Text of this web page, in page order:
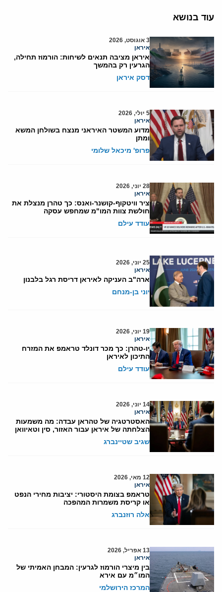
עוד בנושא
3 אוגוסט, 2026
איראן
איראן מציבה תנאים לשיחות: הורמוז תחילה,
הגרעין רק בהמשך
דסק איראן
5 יולי, 2026
איראן
מדוע המשטר האיראני מנצח בשולחן המשא
ומתן
פרופ' מיכאל שלומי
28 יוני, 2026
איראן
ציר וויטקוף-קושנר-ואנס: כך טהרן מנצלת את
חולשת צוות המו"מ שמחפש עסקה
עודד עילם
25 יוני, 2026
איראן
ארה"ב העניקה לאיראן דריסת רגל בלבנון
יוני בן-מנחם
19 יוני, 2026
איראן
יו-טהרן: כך מכר דונלד טראמפ את המזרח
התיכון לאיראן
עודד עילם
14 יוני, 2026
איראן
האסטרטגיה של טהראן עבדה: מה משמעות
הצלחתה של איראן עבור האזור, סין וטאיוואן
שגיב שטיינברג
12 מאי, 2026
איראן
טראמפ בצומת היסטורי: יציבות מחירי הנפט
או קריסת משמרות המהפכה
אלה רוזנברג
13 אפריל, 2026
איראן
בין מיצרי הורמוז לגרעין: המבחן האמיתי של
המו״מ עם אירא
המרכז הירושלמי